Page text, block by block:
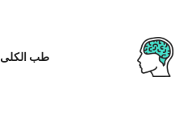
طب الكلى